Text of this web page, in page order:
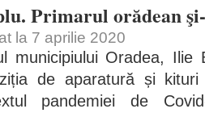
Primarul orădean
la 7 aprilie 2020
municipiului Oradea,
de aparatură și
pandemiei de